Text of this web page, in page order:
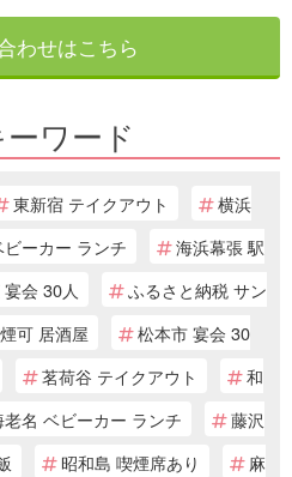
わせはこちら
ーワード
東新宿 テイクアウト
横浜
ーカー ランチ
海浜幕張 駅
会 30人
ふるさと納税 サン
可 居酒屋
松本市 宴会 30
茗荷谷 テイクアウト
和
老名 ベビーカー ランチ
藤沢
昭和島 喫煙席あり
麻